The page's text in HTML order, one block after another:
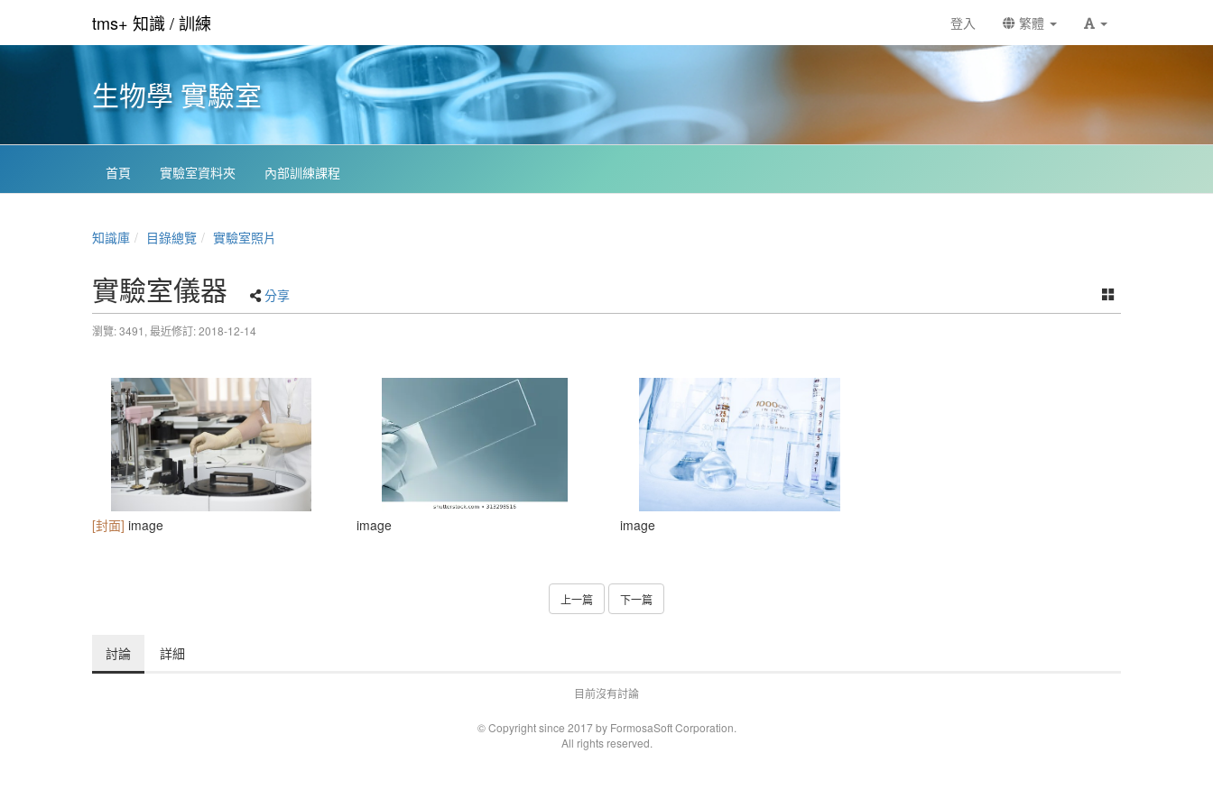
tms+ 知識 / 訓練 登入 繁體
生物學 實驗室
首頁 實驗室資料夾 內部訓練課程
知識庫 目錄總覽 實驗室照片
實驗室儀器 分享
瀏覽: 3491, 最近修訂: 2018-12-14
[封面] image image image
上一篇 下一篇
討論 詳細
目前沒有討論
© Copyright since 2017 by FormosaSoft Corporation.
All rights reserved.